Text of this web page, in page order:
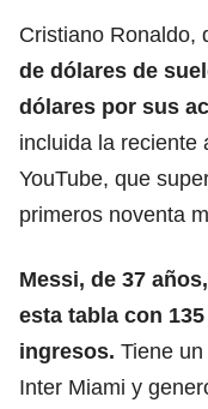
Cristiano Ronaldo,
de dólares de
dólares por sus
incluida la reciente
YouTube, que
primeros noventa
Messi, de 37
esta tabla con
ingresos. Tiene
Inter Miami y